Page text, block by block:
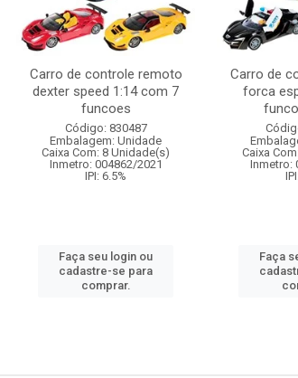
Carro de controle remoto
dexter speed 1:14 com 7
funcoes
Código: 830487
Embalagem: Unidade
Caixa Com: 8 Unidade(s)
Inmetro: 004862/2021
IPI: 6.5%
Faça seu login ou
cadastre-se para
comprar.
Carro de
forca
Caixa
Inmetro:
Faça